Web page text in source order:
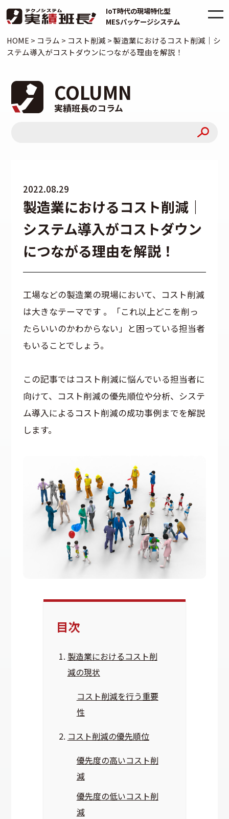
IoT時代の現場特化型
MESパッケージシステム
HOME > コラム > コスト削減>製造業におけるコスト削減｜シ
ステム導入がコストダウンにつながる理由を解説！
COLUMN
実績班長のコラム
2022.08.29
製造業におけるコスト削減｜
システム導入がコストダウン
につながる理由を解説！
工場などの製造業の現場において、コスト削減
は大きなテーマです 。「これ以上どこを削っ
たらいいのかわからない」と困っている担当者
もいることでしょう。
この記事ではコスト削減に悩んでいる担当者に
向けて、コスト削減の優先順位や分析、システ
ム導入によるコスト削減の成功事例までを解説
します。
目次
製造業におけるコスト削
減の現状
コスト削減を行う重要
性
コスト削減の優先順位
優先度の高いコスト削
減
優先度の低いコスト削
減